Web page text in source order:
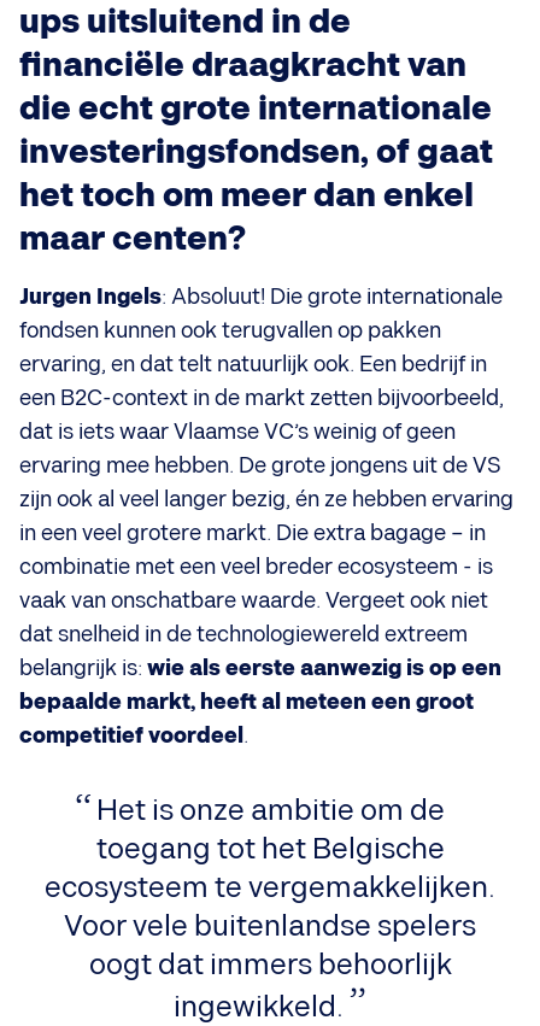
ups uitsluitend in de
financiële draagkracht van
die echt grote internationale
investeringsfondsen, of gaat
het toch om meer dan enkel
maar centen?
Jurgen Ingels: Absoluut! Die grote internationale
fondsen kunnen ook terugvallen op pakken
ervaring, en dat telt natuurlijk ook. Een bedrijf in
een B2C-context in de markt zetten bijvoorbeeld,
dat is iets waar Vlaamse VC’s weinig of geen
ervaring mee hebben. De grote jongens uit de VS
zijn ook al veel langer bezig, én ze hebben ervaring
in een veel grotere markt. Die extra bagage – in
combinatie met een veel breder ecosysteem - is
vaak van onschatbare waarde. Vergeet ook niet
dat snelheid in de technologiewereld extreem
belangrijk is: wie als eerste aanwezig is op een
bepaalde markt, heeft al meteen een groot
competitief voordeel .
Het is onze ambitie om de
toegang tot het Belgische
ecosysteem te vergemakkelijken.
Voor vele buitenlandse spelers
oogt dat immers behoorlijk
ingewikkeld.